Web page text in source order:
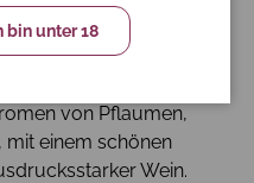
von Pflaumen,
mit einem schönen
Wein.
bin unter 18